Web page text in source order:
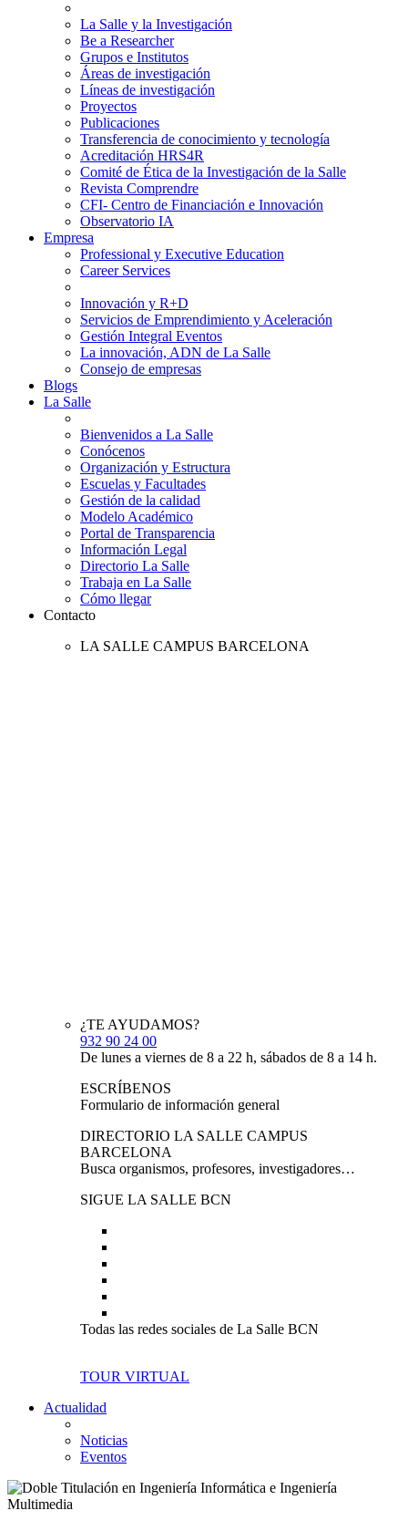
La Salle y la Investigación
Be a Researcher
Grupos e Institutos
Áreas de investigación
Líneas de investigación
Proyectos
Publicaciones
Transferencia de conocimiento y tecnología
Acreditación HRS4R
Comité de Ética de la Investigación de la Salle
Revista Comprendre
CFI- Centro de Financiación e Innovación
Observatorio IA
Empresa
Professional y Executive Education
Career Services
Innovación y R+D
Servicios de Emprendimiento y Aceleración
Gestión Integral Eventos
La innovación, ADN de La Salle
Consejo de empresas
Blogs
La Salle
Bienvenidos a La Salle
Conócenos
Organización y Estructura
Escuelas y Facultades
Gestión de la calidad
Modelo Académico
Portal de Transparencia
Información Legal
Directorio La Salle
Trabaja en La Salle
Cómo llegar
Contacto
LA SALLE CAMPUS BARCELONA
¿TE AYUDAMOS?
932 90 24 00
De lunes a viernes de 8 a 22 h, sábados de 8 a 14 h.
ESCRÍBENOS
Formulario de información general
DIRECTORIO LA SALLE CAMPUS
BARCELONA
Busca organismos, profesores, investigadores…
SIGUE LA SALLE BCN
Todas las redes sociales de La Salle BCN
TOUR VIRTUAL
Actualidad
Noticias
Eventos